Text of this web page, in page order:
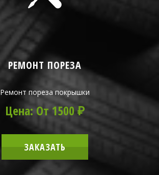
РЕМОНТ ПОРЕЗА
Ремонт пореза покрышки
Цена: От 1500 ₽
ЗАКАЗАТЬ